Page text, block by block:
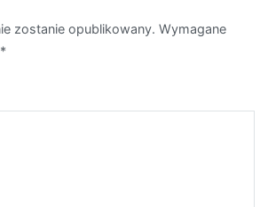
zostanie opublikowany. Wymagane
*